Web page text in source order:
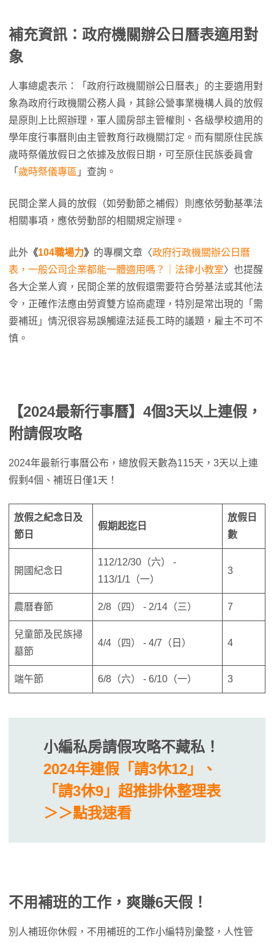
補充資訊：政府機關辦公日曆表適用對
象
人事總處表示：「政府行政機關辦公日曆表」的主要適用對
象為政府行政機關公務人員，其餘公營事業機構人員的放假
是原則上比照辦理，軍人國房部主管權則、各級學校適用的
學年度行事曆則由主管教育行政機關訂定。而有關原住民族
歲時祭儀放假日之依據及放假日期，可至原住民族委員會
「 歲時祭儀專區 」查詢。
民間企業人員的放假（如勞動節之補假）則應依勞動基準法
相關事項，應依勞動部的相關規定辦理。
此外 《104職場力》 的專欄文章〈政府行政機關辦公日曆
表，一般公司企業都能一體適用嗎？｜法律小教室〉也提醒
各大企業人資，民間企業的放假還需要符合勞基法或其他法
令，正確作法應由勞資雙方協商處理，特別是常出現的「需
要補班」情況很容易誤觸違法延長工時的議題，雇主不可不
慎。
【2024最新行事曆】4個3天以上連假，
附請假攻略
2024年最新行事曆公布，總放假天數為115天，3天以上連
假剩4個、補班日僅1天！
放假之紀念日及
節日
假期起迄日
放假日
數
開國紀念日
112/12/30（六） -
113/1/1（一）
3
農曆春節 2/8（四） - 2/14（三） 7
兒童節及民族掃
墓節
4/4（四） - 4/7（日） 4
端午節 6/8（六） - 6/10（一） 3
小編私房請假攻略不藏私！
2024年連假「請3休12」、
「請3休9」超推排休整理表
＞＞點我速看
不用補班的工作，爽賺6天假！
別人補班你休假，不用補班的工作小編特別彙整，人性管